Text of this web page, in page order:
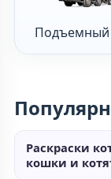
Подъемный
Раскраски
кошки и